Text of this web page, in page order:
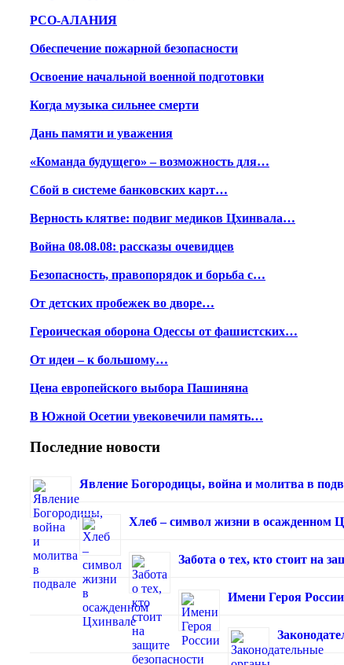
РСО-АЛАНИЯ
Обеспечение пожарной безопасности
Освоение начальной военной подготовки
Когда музыка сильнее смерти
Дань памяти и уважения
«Команда будущего» – возможность для…
Сбой в системе банковских карт…
Верность клятве: подвиг медиков Цхинвала…
Война 08.08.08: рассказы очевидцев
Безопасность, правопорядок и борьба с…
От детских пробежек во дворе…
Героическая оборона Одессы от фашистских…
От идеи – к большому…
Цена европейского выбора Пашиняна
В Южной Осетии увековечили память…
Последние новости
Явление Богородицы, война и молитва в
Хлеб – символ жизни в осажденном
Забота о тех, кто стоит на
Имени Героя России